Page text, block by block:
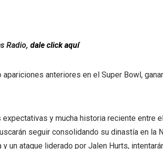
Radio, dale click aquí
anteriores en el Super Bowl,
y mucha historia reciente entre
seguir consolidando su dinastía en la
un ataque liderado por Jalen Hurts,